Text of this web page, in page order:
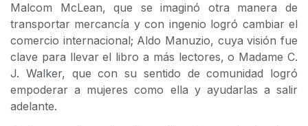
Malcom McLean, que se imaginó otra manera de
transportar mercancía y con ingenio logró cambiar el
comercio internacional; Aldo Manuzio, cuya visión fue
clave para llevar el libro a más lectores, o Madame C.
J. Walker, que con su sentido de comunidad logró
empoderar a mujeres como ella y ayudarlas a salir
adelante.